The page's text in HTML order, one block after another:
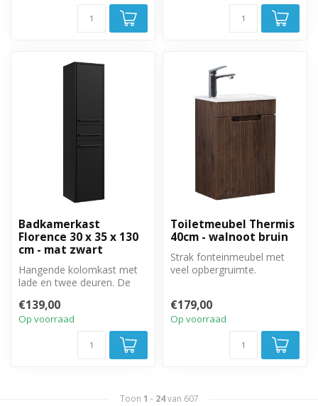
Badkamerkast
Florence 30 x 35 x 130
cm - mat zwart
Hangende kolomkast met
lade en twee deuren. De
rechtsom te ...
€139,00
Op voorraad
Toiletmeubel Thermis
40cm - walnoot bruin
Strak fonteinmeubel met
veel opbergruimte.
€179,00
Op voorraad
Toon 1 - 24van 607